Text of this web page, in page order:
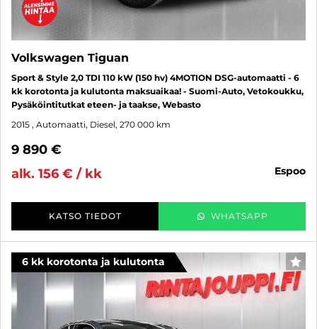
Volkswagen Tiguan
Sport & Style 2,0 TDI 110 kW (150 hv) 4MOTION DSG-automaatti - 6
kk korotonta ja kulutonta maksuaikaa! - Suomi-Auto, Vetokoukku,
Pysäköintitutkat eteen- ja taakse, Webasto
2015 , Automaatti, Diesel, 270 000 km
9 890 €
alk. 156 € / kk
espoo
KATSO TIEDOT WHATSAPP
6 kk korotonta ja kulutonta